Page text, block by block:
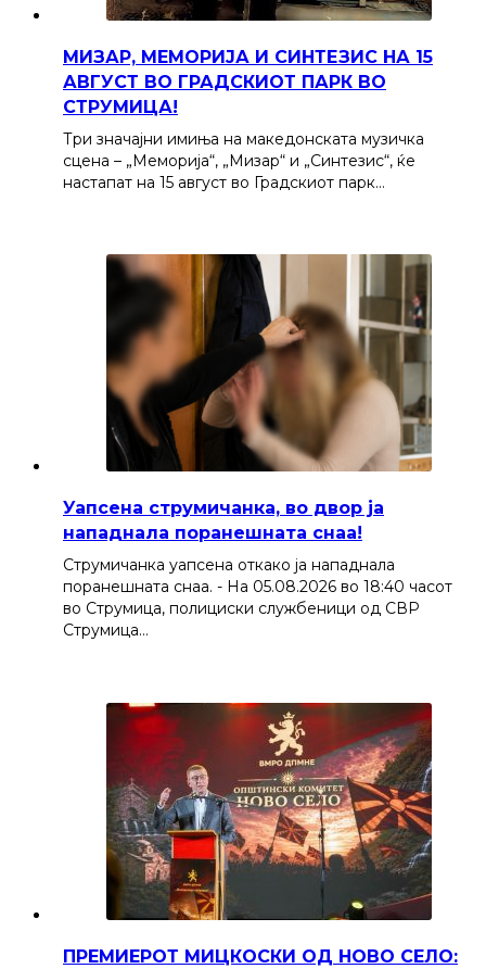
МИЗАР, МЕМОРИЈА И СИНТЕЗИС НА 15
АВГУСТ ВО ГРАДСКИОТ ПАРК ВО
СТРУМИЦА!
Три значајни имиња на македонската музичка
сцена – „Меморија“, „Мизар“ и „Синтезис“, ќе
настапат на 15 август во Градскиот парк…
Уапсена струмичанка, во двор ја
нападнала поранешната снаа!
Струмичанка уапсена откако ја нападнала
поранешната снаа. - На 05.08.2026 во 18:40 часот
во Струмица, полициски службеници од СВР
Струмица…
ПРЕМИЕРОТ МИЦКОСКИ ОД НОВО СЕЛО: